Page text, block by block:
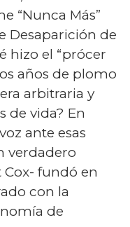
“Nunca Más”
Desaparición de
hizo el “prócer
años de plomo
arbitraria y
de vida? En
ante esas
verdadero
Cox- fundó en
con la
de